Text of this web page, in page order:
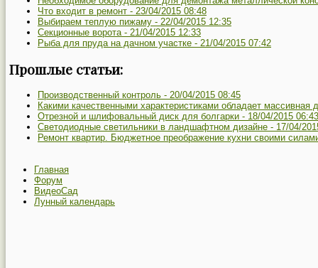
Что входит в ремонт - 23/04/2015 08:48
Выбираем теплую пижаму - 22/04/2015 12:35
Секционные ворота - 21/04/2015 12:33
Рыба для пруда на дачном участке - 21/04/2015 07:42
Прошлые статьи:
Производственный контроль - 20/04/2015 08:45
Какими качественными характеристиками обладает массивная
Отрезной и шлифовальный диск для болгарки - 18/04/2015 06:43
Светодиодные светильники в ландшафтном дизайне - 17/04/
Ремонт квартир. Бюджетное преображение кухни своими
Главная
Форум
ВидеоСад
Лунный календарь